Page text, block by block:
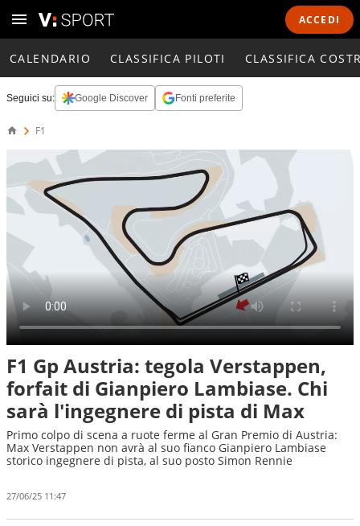
ACCEDI
CALENDARIO CLASSIFICA PILOTI CLASSIFICA
Seguici su: Google Discover Fonti preferite
F1
F1 Gp Austria: tegola Verstappen,
forfait di Gianpiero Lambiase. Chi
sarà l'ingegnere di pista di Max
Primo colpo di scena a ruote ferme al Gran Premio di Austria:
Max Verstappen non avrà al suo fianco Gianpiero Lambiase
storico ingegnere di pista, al suo posto Simon Rennie
27/06/25 11:47